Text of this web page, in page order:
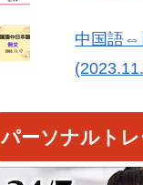
中国語
パーソナルト